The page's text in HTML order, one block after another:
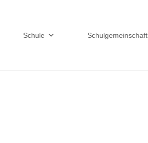
Schule Schulgemeinschaft